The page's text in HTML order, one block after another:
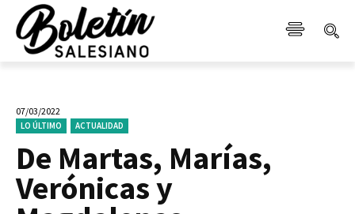
07/03/2022
LO ÚLTIMO ACTUALIDAD
De Martas, Marías,
Verónicas y